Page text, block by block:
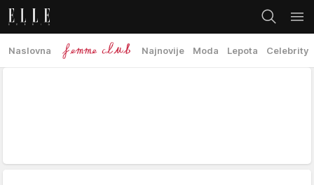
Naslovna Najnovije Moda Lepota Celebrity